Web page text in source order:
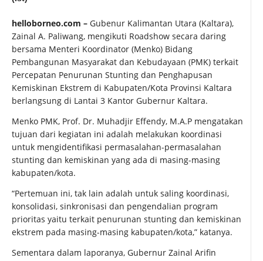
helloborneo.com – Gubenur Kalimantan Utara (Kaltara),
Zainal A. Paliwang, mengikuti Roadshow secara daring
bersama Menteri Koordinator (Menko) Bidang
Pembangunan Masyarakat dan Kebudayaan (PMK) terkait
Percepatan Penurunan Stunting dan Penghapusan
Kemiskinan Ekstrem di Kabupaten/Kota Provinsi Kaltara
berlangsung di Lantai 3 Kantor Gubernur Kaltara.
Menko PMK, Prof. Dr. Muhadjir Effendy, M.A.P mengatakan
tujuan dari kegiatan ini adalah melakukan koordinasi
untuk mengidentifikasi permasalahan-permasalahan
stunting dan kemiskinan yang ada di masing-masing
kabupaten/kota.
“Pertemuan ini, tak lain adalah untuk saling koordinasi,
konsolidasi, sinkronisasi dan pengendalian program
prioritas yaitu terkait penurunan stunting dan kemiskinan
ekstrem pada masing-masing kabupaten/kota,” katanya.
Sementara dalam laporanya, Gubernur Zainal Arifin